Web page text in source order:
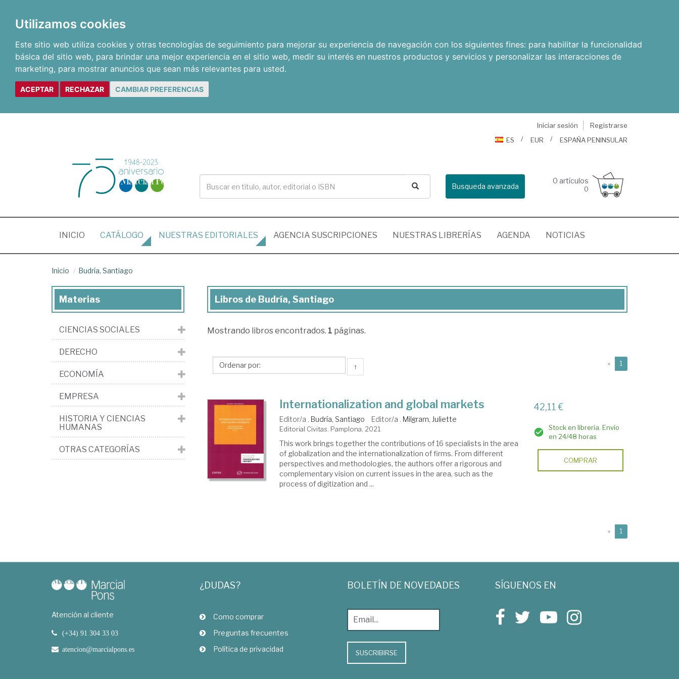
Utilizamos cookies
Este sitio web utiliza cookies y otras tecnologías de seguimiento para mejorar su experiencia de navegación con los siguientes fines: para habilitar la funcionalidad
básica del sitio web, para brindar una mejor experiencia en el sitio web, medir su interés en nuestros productos y servicios y personalizar las interacciones de
marketing, para mostrar anuncios que sean más relevantes para usted.
ACEPTAR RECHAZAR CAMBIAR PREFERENCIAS
Iniciar sesión
Registrarse
ES
EUR ESPAÑA PENINSULAR
Busqueda avanzada
0 artículos
0
INICIO (CURRENT)
CATÁLOGO NUESTRAS EDITORIALES AGENCIA SUSCRIPCIONES NUESTRAS LIBRERÍAS AGENDA NOTICIAS
Inicio Budría, Santiago
Libros
Budría,
Libros de Budría, Santiago
Mostrando libros encontrados. 1 páginas.
↑ « 1
Internationalization and global markets
Editor/a . Budría, Santiago Editor/a . Milgram, Juliette
Editorial Civitas. Pamplona, 2021
This work brings together the contributions of 16 specialists in the area
of globalization and the internationalization of firms. From different
perspectives and methodologies, the authors offer a rigorous and
complementary vision on current issues in the area, such as the
process of digitization and ...
42,11 €
Stock en librería. Envío
en 24/48 horas
COMPRAR
« 1
Materias
CIENCIAS SOCIALES
DERECHO
ECONOMÍA
EMPRESA
HISTORIA Y CIENCIAS
HUMANAS
OTRAS CATEGORÍAS
Atención al cliente
(+34) 91 304 33 03
atencion@marcialpons.es
¿DUDAS?
Como comprar
Preguntas frecuentes
Política de privacidad
BOLETÍN DE NOVEDADES
SUSCRIBIRSE
SÍGUENOS EN